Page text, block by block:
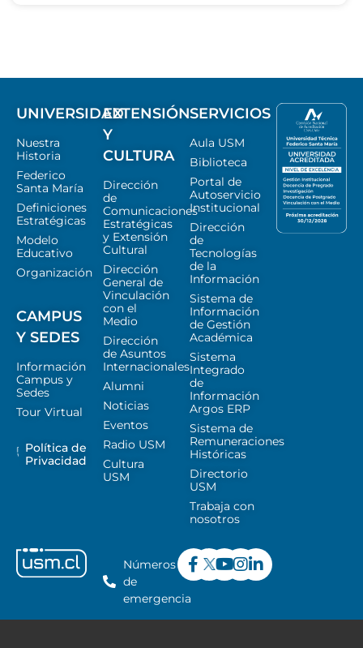
UNIVERSIDAD
Nuestra
Historia
Federico
Santa María
Definiciones
Estratégicas
Modelo
Educativo
Organización
CAMPUS
Y SEDES
Información
Campus y
Sedes
Tour Virtual
Política de
Privacidad
EXTENSIÓN
Y
CULTURA
Dirección
de
Comunicaciones
Estratégicas
y Extensión
Cultural
Dirección
General de
Vinculación
con el
Medio
Dirección
de Asuntos
Internacionales
Alumni
Noticias
Eventos
Radio USM
Cultura
USM
SERVICIOS
Aula USM
Biblioteca
Portal de
Autoservicio
Institucional
Dirección
de
Tecnologías
de la
Información
Sistema de
Información
de Gestión
Académica
Sistema
Integrado
de
Información
Argos ERP
Sistema de
Remuneraciones
Históricas
Directorio
USM
Trabaja con
nosotros
Números
de
emergencia